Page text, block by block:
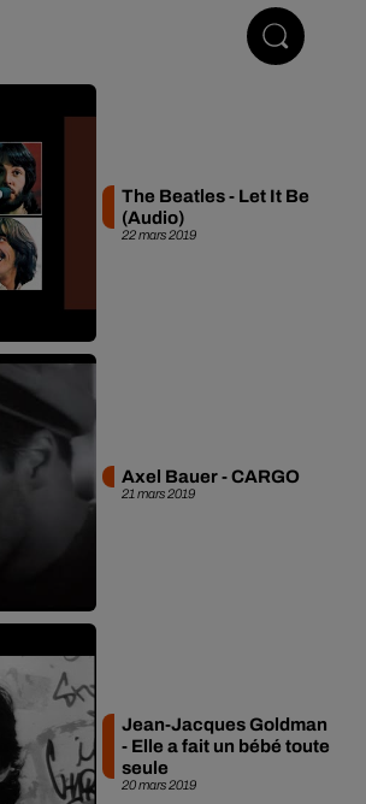
22 mars 2019
The Beatles - Let It Be
(Audio)
21 mars 2019
Axel Bauer - CARGO
20 mars 2019
Jean-Jacques Goldman
- Elle a fait un bébé toute
seule